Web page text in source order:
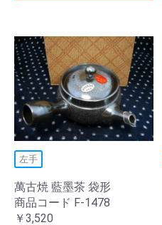
左手
萬古焼 藍墨茶 袋形
商品コード F-1478
￥3,520